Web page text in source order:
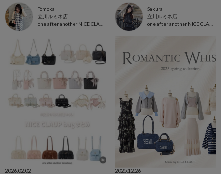
Tomoka
立川ルミネ店
one after another NICE CLAUP
Sakura‎
立川ルミネ店
one after another NICE CLAUP
2026.02.02
2025.12.26